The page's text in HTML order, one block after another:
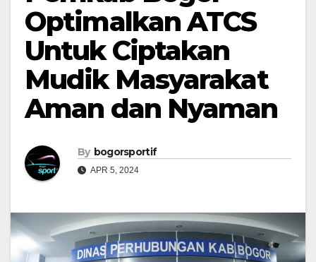
Optimalkan ATCS
Untuk Ciptakan
Mudik Masyarakat
Aman dan Nyaman
By bogorsportif
APR 5, 2024